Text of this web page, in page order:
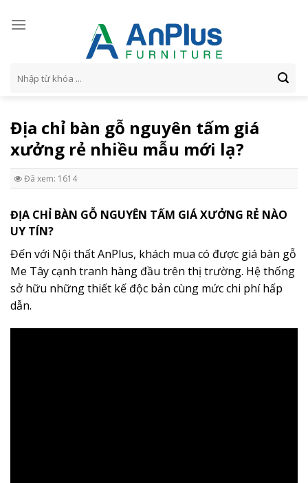
kiếm:
Địa chỉ bàn gỗ nguyên tấm giá
xưởng rẻ nhiều mẫu mới lạ?
Đã xem: 1614
ĐỊA CHỈ BÀN GỖ NGUYÊN TẤM GIÁ XƯỞNG RẺ NÀO
UY TÍN?
Đến với Nội thất AnPlus, khách mua có được giá bàn gỗ
Me Tây cạnh tranh hàng đầu trên thị trường. Hệ thống
sở hữu những thiết kế độc bản cùng mức chi phí hấp
dẫn.